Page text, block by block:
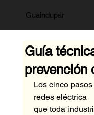
Guaindupar
Guía
prevención
Los cinco
redes eléctrica
que toda